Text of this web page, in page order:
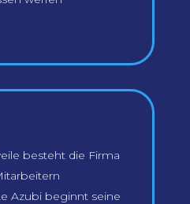
besteht die Firma
Azubi beginnt seine